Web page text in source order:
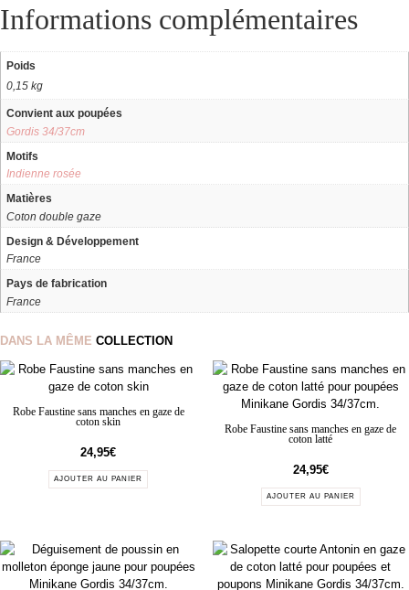
Informations complémentaires
Poids
0,15 kg
Convient aux poupées
Gordis 34/37cm
Motifs
Indienne rosée
Matières
Coton double gaze
Design & Développement
France
Pays de fabrication
France
DANS LA MÊME COLLECTION
Robe Faustine sans manches en gaze de
coton skin
24,95€
AJOUTER AU PANIER
Robe Faustine sans manches en gaze de
coton latté
24,95€
AJOUTER AU PANIER